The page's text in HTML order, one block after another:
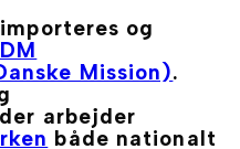
og
Mission).
arbejder
både nationalt